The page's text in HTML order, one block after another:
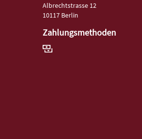
Albrechtstrasse 12
10117 Berlin
Zahlungsmethoden